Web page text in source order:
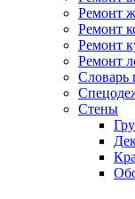
Ремонт
Ремонт
Ремонт
Ремонт
Словарь
Стены